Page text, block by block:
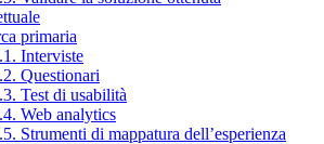
primaria
Interviste
Questionari
Test di usabilità
Web analytics
Strumenti di mappatura dell’esperienza